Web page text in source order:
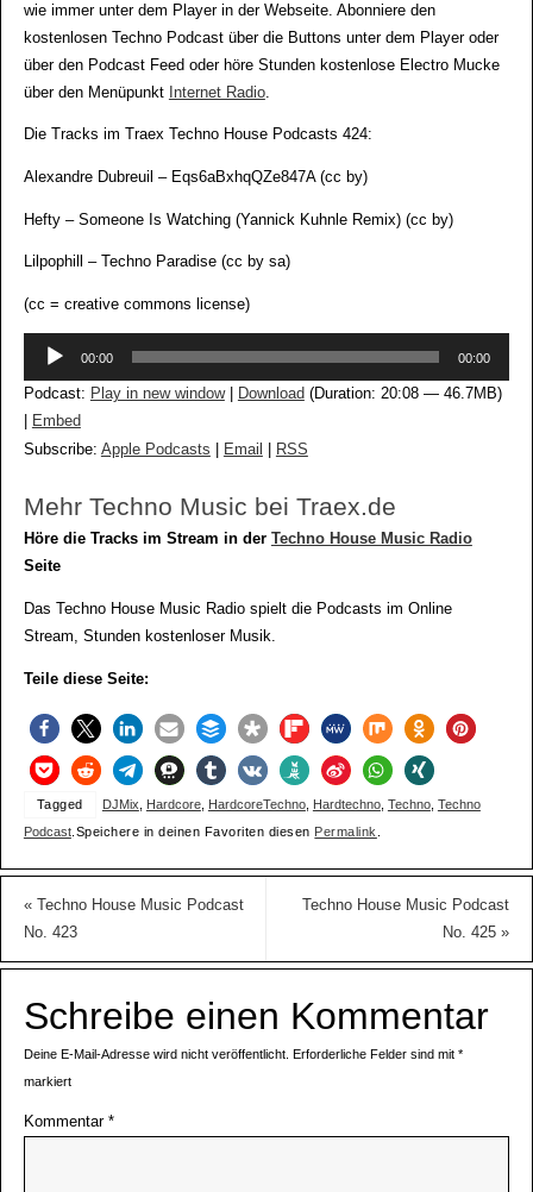
wie immer unter dem Player in der Webseite. Abonniere den
kostenlosen Techno Podcast über die Buttons unter dem Player oder
über den Podcast Feed oder höre Stunden kostenlose Electro Mucke
über den Menüpunkt Internet Radio.
Die Tracks im Traex Techno House Podcasts 424:
Alexandre Dubreuil – Eqs6aBxhqQZe847A (cc by)
Hefty – Someone Is Watching (Yannick Kuhnle Remix) (cc by)
Lilpophill – Techno Paradise (cc by sa)
(cc = creative commons license)
Audio-
00:00 00:00
Podcast: Play in new window| Download (Duration: 20:08 — 46.7MB)
Embed
Subscribe: Apple Podcasts Email RSS
Mehr Techno Music bei Traex.de
Höre die Tracks im Stream in der Techno House Music Radio
Seite
Das Techno House Music Radio spielt die Podcasts im Online
Stream, Stunden kostenloser Musik.
Teile diese Seite:
Tagged DJMix Hardcore, HardcoreTechno, Hardtechno, Techno, Techno
Podcast. Speichere in deinen Favoriten diesen Permalink
«Techno House Music Podcast
No. 423
Techno House Music Podcast
No. 425»
Schreibe einen Kommentar
Deine E-Mail-Adresse wird nicht veröffentlicht. Erforderliche Felder sind mit *
markiert
Kommentar *